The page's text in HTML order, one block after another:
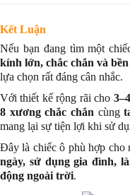
Kết Luận
Nếu bạn đang tìm một
kính lớn, chắc chắn và
lựa chọn rất đáng cân nhắc.
Với thiết kế rộng rãi cho
8 xương chắc chắn cùng
mang lại sự tiện lợi khi sử
Đây là chiếc ô phù hợp cho
ngày, sử dụng gia đình,
động ngoài trời.